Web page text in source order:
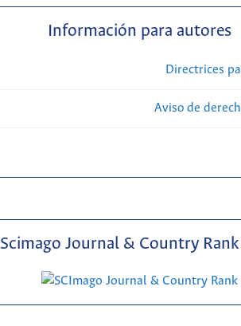
Información para autores
Directrices
Aviso de
Scimago Journal & Country Rank